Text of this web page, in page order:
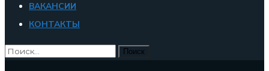
ВАКАНСИИ
КОНТАКТЫ